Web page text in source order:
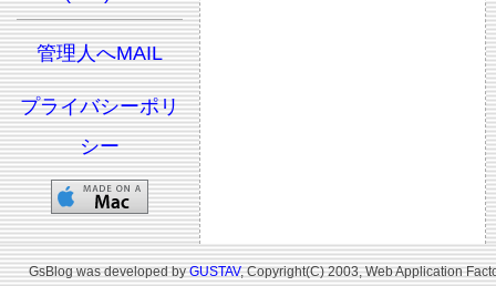
管理人へMAIL
プライバシーポリ
シー
GsBlog was developed byGUSTAV, Copyright(C) 2003, Web Application